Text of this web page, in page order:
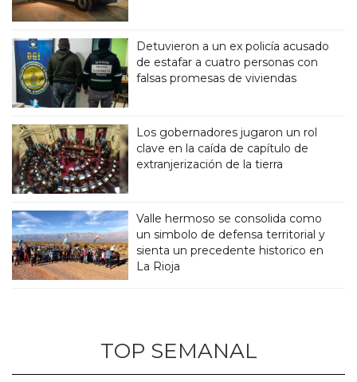
Detuvieron a un ex policía acusado
de estafar a cuatro personas con
falsas promesas de viviendas
Los gobernadores jugaron un rol
clave en la caída de capítulo de
extranjerización de la tierra
Valle hermoso se consolida como
un simbolo de defensa territorial y
sienta un precedente historico en
La Rioja
TOP SEMANAL